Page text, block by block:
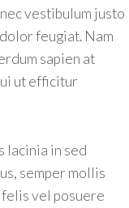
vestibulum justo
feugiat. Nam
sapien at
ut efficitur
lacinia in sed
semper mollis
vel posuere